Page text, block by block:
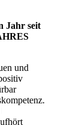
Jahr seit
und